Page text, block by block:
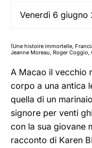
Venerdì 6 giugno
(Une histoire immortelle,
Jeanne Moreau, Roger Coggio,
A Macao il vecchio
corpo a una antica
quella di un
signore per venti
con la sua giovane
racconto di Karen